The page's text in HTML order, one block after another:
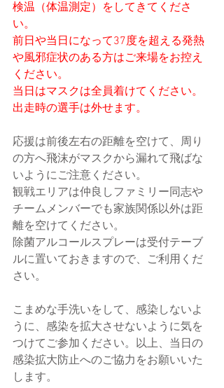
検温（体温測定）をしてきてくださ
い。
前日や当日になって37度を超える発熱
や風邪症状のある方はご来場をお控え
ください。
当日はマスクは全員着けてください。
出走時の選手は外せます。
応援は前後左右の距離を空けて、周り
の方へ飛沫がマスクから漏れて飛ばな
いようにご注意ください。
観戦エリアは仲良しファミリー同志や
チームメンバーでも家族関係以外は距
離を空けてください。
除菌アルコールスプレーは受付テーブ
ルに置いておきますので、ご利用くだ
さい。
こまめな手洗いをして、感染しないよ
うに、感染を拡大させないように気を
つけてご参加ください。以上、当日の
感染拡大防止へのご協力をお願いいた
します。